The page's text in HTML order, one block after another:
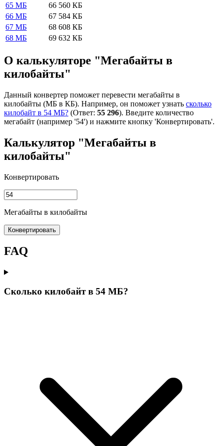
65 МБ
66 560 КБ
66 МБ
67 584 КБ
67 МБ
68 608 КБ
68 МБ
69 632 КБ
О калькуляторе "Мегабайты в
килобайты"
Данный конвертер поможет перевести мегабайты в
килобайты (МБ в КБ). Например, он поможет узнать сколько
килобайт в 54 МБ? (Ответ: 55 296). Введите количество
мегабайт (например '54') и нажмите кнопку 'Конвертировать'.
Калькулятор "Мегабайты в
килобайты"
Конвертировать
Мегабайты в килобайты
Конвертировать
FAQ
Сколько килобайт в 54 МБ?